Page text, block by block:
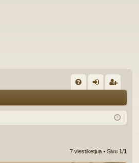
K au ist
7 viestiketjua • Sivu 1/1